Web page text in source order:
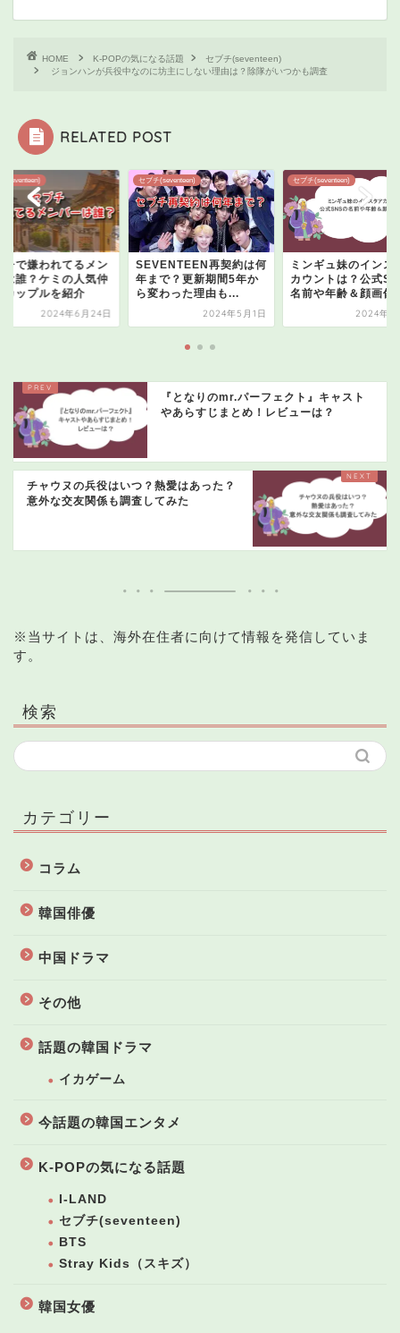
HOME K-POPの気になる話題
セブチ(seventeen)
ジョンハンが兵役中なのに坊主にしない理由は？除隊がいつかも調査
RELATED POST
(seventeen)
チで嫌われてるメン
は誰？ケミの人気仲
カップルを紹介
2024年6月24日
セブチ(seventeen)
SEVENTEEN再契約は何
年まで？更新期間5年か
ら変わった理由も...
2024年5月1日
セブチ(seventeen)
ミンギュ妹のインス
カウントは？公式
名前や年齢＆顔画像
2024年5
『となりのmr.パーフェクト』キャスト
やあらすじまとめ！レビューは？
チャウヌの兵役はいつ？熱愛はあった？
意外な交友関係も調査してみた
※当サイトは、海外在住者に向けて情報を発信していま
す。
検索
カテゴリー
コラム
韓国俳優
中国ドラマ
その他
話題の韓国ドラマ
イカゲーム
今話題の韓国エンタメ
K-POPの気になる話題
I-LAND
セブチ(seventeen)
BTS
Stray Kids（スキズ）
韓国女優